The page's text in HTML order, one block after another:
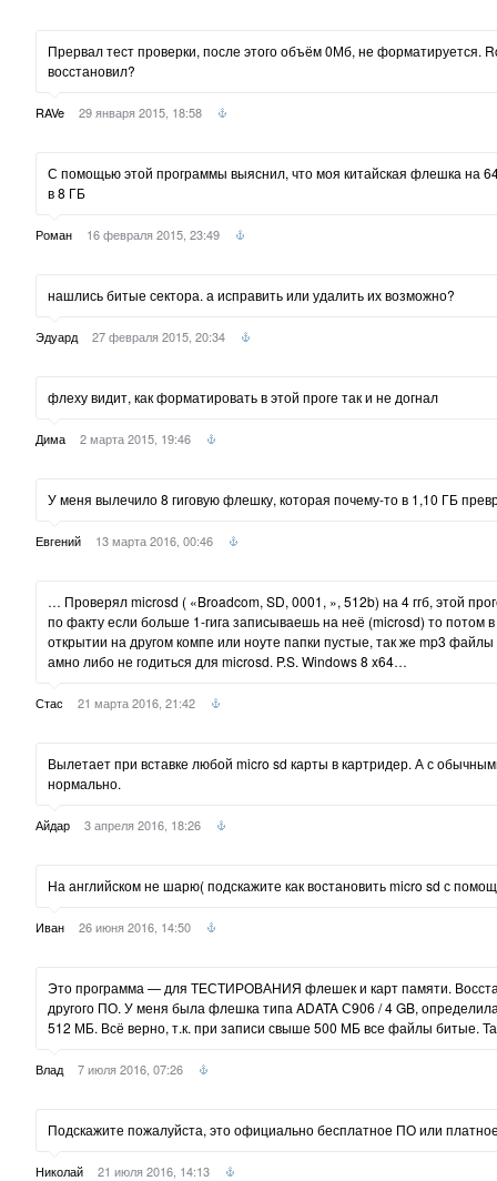
Прервал тест проверки, после этого объём 0Мб, не форматируется.
восстановил?
RAVe 29 января 2015, 18:58
С помощью этой программы выяснил, что моя китайская флешка на
в 8 ГБ
Роман 16 февраля 2015, 23:49
нашлись битые сектора. а исправить или удалить их возможно?
Эдуард 27 февраля 2015, 20:34
флеху видит, как форматировать в этой проге так и не догнал
Дима 2 марта 2015, 19:46
У меня вылечило 8 гиговую флешку, которая почему-то в 1,10 ГБ
Евгений 13 марта 2016, 00:46
… Проверял microsd ( «Broadcom, SD, 0001, », 512b) на 4 ггб, этой
по факту если больше 1-гига записываешь на неё (microsd) то потом
открытии на другом компе или ноуте папки пустые, так же mp3
амно либо не годиться для microsd. P.S. Windows 8 x64…
Стас 21 марта 2016, 21:42
Вылетает при вставке любой micro sd карты в картридер. А с
нормально.
Айдар 3 апреля 2016, 18:26
На английском не шарю( подскажите как востановить micro sd с
Иван 26 июня 2016, 14:50
Это программа — для ТЕСТИРОВАНИЯ флешек и карт памяти.
другого ПО. У меня была флешка типа ADATA С906 / 4 GB,
512 МБ. Всё верно, т.к. при записи свыше 500 МБ все файлы битые.
Влад 7 июля 2016, 07:26
Подскажите пожалуйста, это официально бесплатное ПО или
Николай 21 июля 2016, 14:13